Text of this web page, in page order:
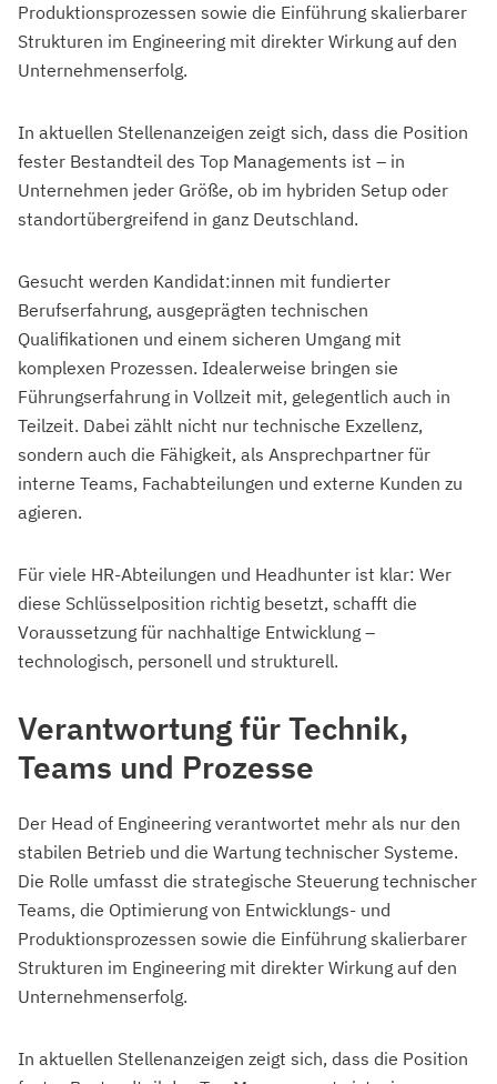
Produktionsprozessen sowie die Einführung skalierbarer
Strukturen im Engineering mit direkter Wirkung auf den
Unternehmenserfolg.
In aktuellen Stellenanzeigen zeigt sich, dass die Position
fester Bestandteil des Top Managements ist – in
Unternehmen jeder Größe, ob im hybriden Setup oder
standortübergreifend in ganz Deutschland.
Gesucht werden Kandidat:innen mit fundierter
Berufserfahrung, ausgeprägten technischen
Qualifikationen und einem sicheren Umgang mit
komplexen Prozessen. Idealerweise bringen sie
Führungserfahrung in Vollzeit mit, gelegentlich auch in
Teilzeit. Dabei zählt nicht nur technische Exzellenz,
sondern auch die Fähigkeit, als Ansprechpartner für
interne Teams, Fachabteilungen und externe Kunden zu
agieren.
Für viele HR-Abteilungen und Headhunter ist klar: Wer
diese Schlüsselposition richtig besetzt, schafft die
Voraussetzung für nachhaltige Entwicklung –
technologisch, personell und strukturell.
Verantwortung für Technik,
Teams und Prozesse
Der Head of Engineering verantwortet mehr als nur den
stabilen Betrieb und die Wartung technischer Systeme.
Die Rolle umfasst die strategische Steuerung technischer
Teams, die Optimierung von Entwicklungs- und
Produktionsprozessen sowie die Einführung skalierbarer
Strukturen im Engineering mit direkter Wirkung auf den
Unternehmenserfolg.
In aktuellen Stellenanzeigen zeigt sich, dass die Position